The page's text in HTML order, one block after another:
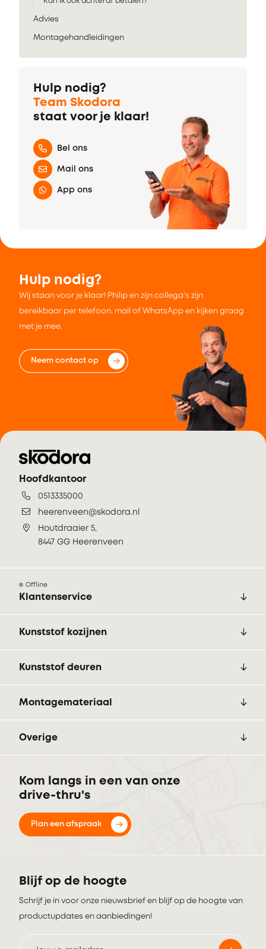
Advies
Montagehandleidingen
Hulp nodig?
Team Skodora
staat voor je klaar!
Bel ons
Mail ons
App ons
Hulp nodig?
Wij staan voor je klaar! Philip en zijn collega's zijn
bereikbaar per telefoon, mail of WhatsApp en kijken graag
met je mee.
Neem contact op
Hoofdkantoor
0513335000
heerenveen@skodora.nl
Houtdraaier 5,
8447 GG Heerenveen
Offline
Klantenservice
Kunststof kozijnen
Kunststof deuren
Montagemateriaal
Overige
Kom langs in een van onze
drive-thru's
Plan een afspraak
Blijf op de hoogte
Schrijf je in voor onze nieuwsbrief en blijf op de hoogte van
productupdates en aanbiedingen!